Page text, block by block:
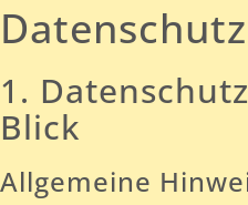
1.
Blick
Allgemeine